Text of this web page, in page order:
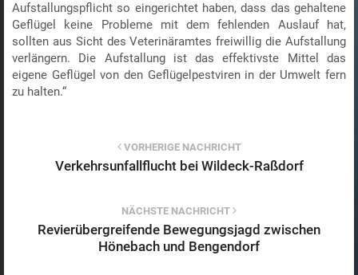
Aufstallungspflicht so eingerichtet haben, dass das gehaltene
Geflügel keine Probleme mit dem fehlenden Auslauf hat,
sollten aus Sicht des Veterinäramtes freiwillig die Aufstallung
verlängern. Die Aufstallung ist das effektivste Mittel das
eigene Geflügel von den Geflügelpestviren in der Umwelt fern
zu halten.“
VORHERIGE NACHRICHT
Verkehrsunfallflucht bei Wildeck-Raßdorf
NÄCHSTE NACHRICHT
Revierübergreifende Bewegungsjagd zwischen
Hönebach und Bengendorf